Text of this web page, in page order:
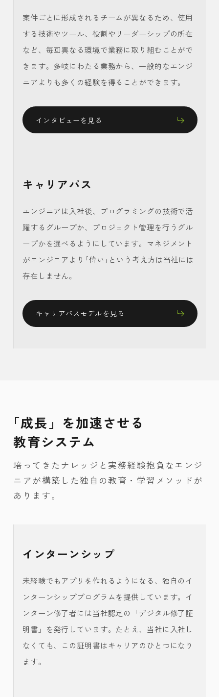
案件ごとに形成されるチームが異なるため、使用
する技術やツール、役割やリーダーシップの所在
など、毎回異なる環境で業務に取り組むことがで
きます。多岐にわたる業務から、一般的なエンジ
ニアよりも多くの経験を得ることができます。
インタビューを見る
キャリアパス
エンジニアは入社後、プログラミングの技術で活
躍するグループか、プロジェクト管理を行うグル
ープかを選べるようにしています。マネジメント
がエンジニアより｢偉い｣という考え方は当社には
存在しません。
キャリアパスモデルを見る
「成長」を加速させる
教育システム
培ってきたナレッジと実務経験抱負なエンジ
ニアが構築した独自の教育・学習メソッドが
あります。
インターンシップ
未経験でもアプリを作れるようになる、独自のイ
ンターンシッププログラムを提供しています。イ
ンターン修了者には当社認定の「デジタル修了証
明書」を発行しています。たとえ、当社に入社し
なくても、この証明書はキャリアのひとつになり
ます。